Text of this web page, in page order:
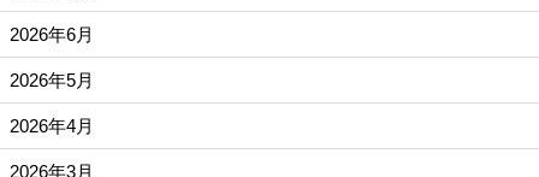
2026年6月
2026年5月
2026年4月
2026年3月